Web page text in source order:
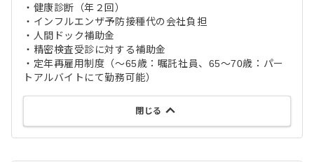
・健康診断（年２回）
・インフルエンザ予防接種代の会社負担
・人間ドック補助金
・精密検査受診に対する補助金
・定年再雇用制度（～65歳：嘱託社員、65～70歳：パー
トアルバイトにて勤務可能）
閉じる